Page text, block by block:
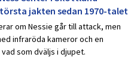
jakten sedan 1970-talet
om Nessie går till attack, men
infraröda kameror och en
som dväljs i djupet.